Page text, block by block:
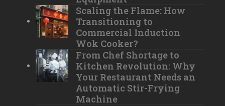
Scaling the Flame: How
Transitioning to
Commercial Induction
Wok Cooker?
From Chef Shortage to
Kitchen Revolution: Why
Your Restaurant Needs an
Automatic Stir-Frying
Machine